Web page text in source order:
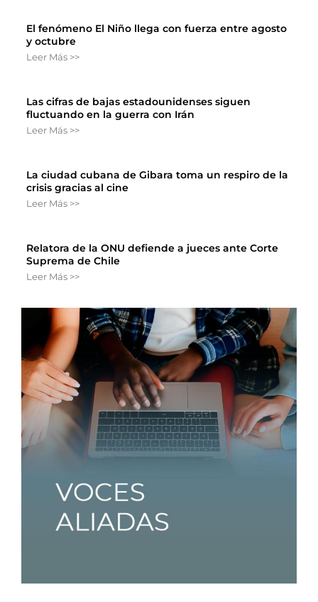
El fenómeno El Niño llega con fuerza entre agosto
y octubre
Leer Más >>
Las cifras de bajas estadounidenses siguen
fluctuando en la guerra con Irán
Leer Más >>
La ciudad cubana de Gibara toma un respiro de la
crisis gracias al cine
Leer Más >>
Relatora de la ONU defiende a jueces ante Corte
Suprema de Chile
Leer Más >>